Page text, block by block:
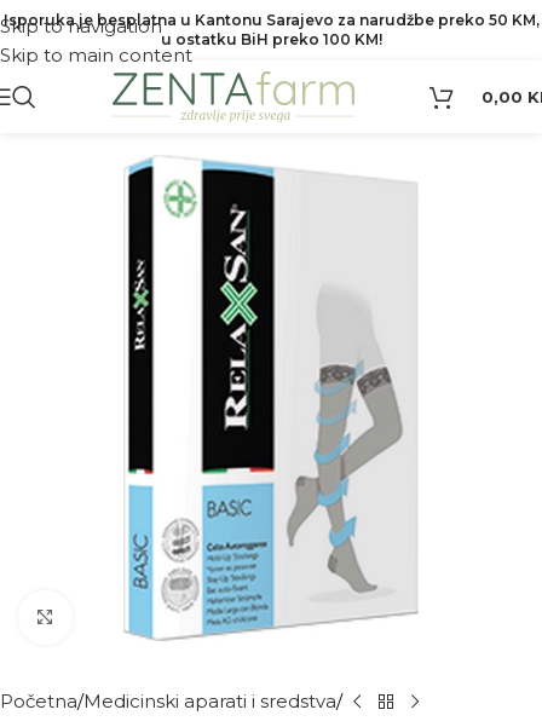
Skip to navigation
Skip to main content
Isporuka je besplatna u Kantonu Sarajevo za narudžbe preko 50 KM,
u ostatku BiH preko 100 KM!
0,00
Kliknite za povećanje
Početna Medicinski aparati i sredstva